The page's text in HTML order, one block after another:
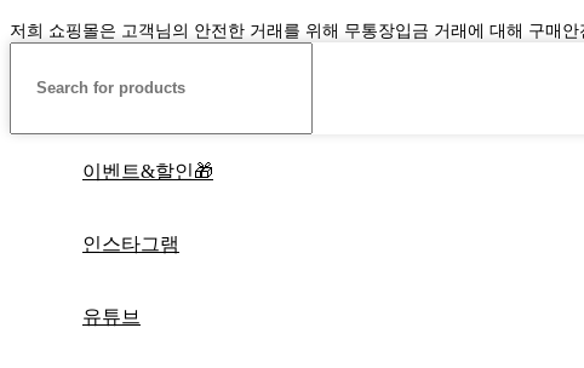
저희 쇼핑몰은 고객님의 안전한 거래를 위해 무통장입금 거래에 대해 구매
이벤트&할인🎁
인스타그램
유튜브